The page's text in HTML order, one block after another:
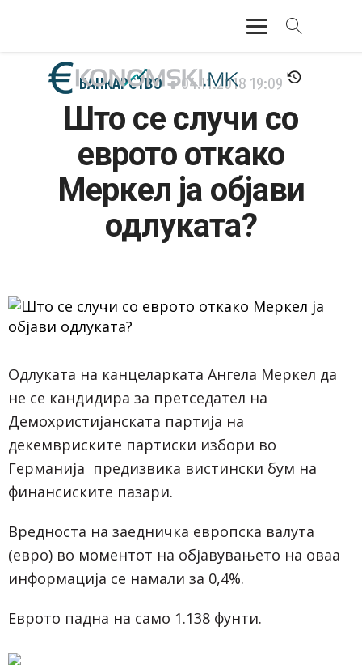
АКТУЕЛНО
ЕКОНОМИЈА
ФИНАНСИИ
БАНКАРСТВО
ЖИВОТ
БАНКАРСТВО 04.11.2018 19:09
Што се случи со
еврото откако
Меркел ја објави
одлуката?
Одлуката на канцеларката Ангела Меркел да
не се кандидира за претседател на
Демохристијанската партија на
декемвриските партиски избори во
Германија предизвика вистински бум на
финансиските пазари.
Вредноста на заедничка европска валута
(евро) во моментот на објавувањето на оваа
информација се намали за 0,4%.
Еврото падна на само 1.138 фунти.